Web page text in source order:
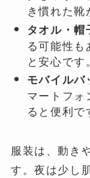
き慣れた靴
タオル・帽
る可能性
と安心です。
モバイルバ
マートフォ
ると便利で
服装は、動き
す。夜は少し